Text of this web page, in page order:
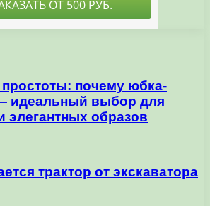
простоты: почему юбка-
идеальный выбор для
элегантных образов
трактор от экскаватора